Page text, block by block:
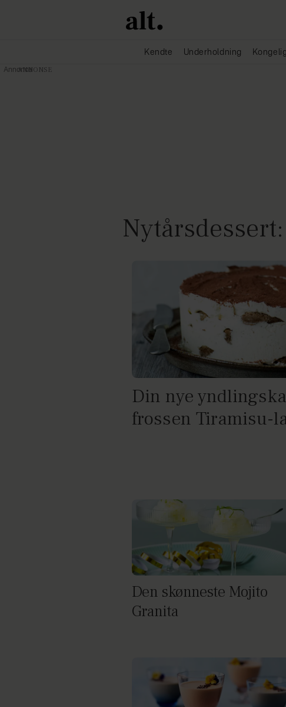
Kendte Underholdning
Din nye
frossen Tiramisu-
Den skønneste Mojito
Granita
Annonce